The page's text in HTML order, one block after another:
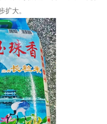
扩大。